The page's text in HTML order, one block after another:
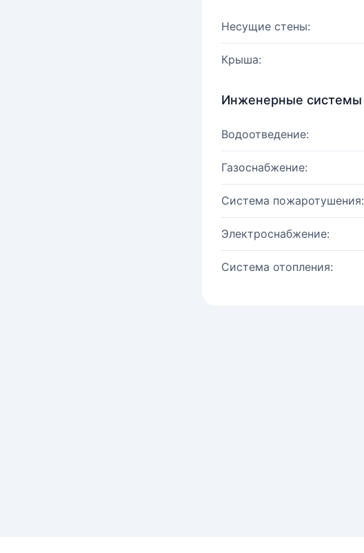
Несущие стены:
Крыша:
Инженерные системы
Водоотведение:
Газоснабжение:
Система пожаротушения:
Электроснабжение:
Система отопления: